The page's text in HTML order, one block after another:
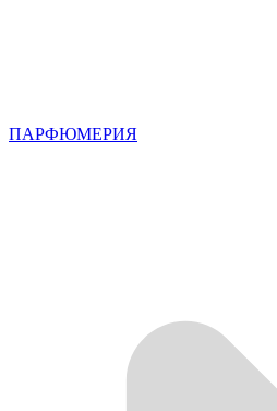
ПАРФЮМЕРИЯ